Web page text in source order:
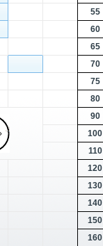
55
60
65
70
75
80
90
100
110
120
130
140
150
160